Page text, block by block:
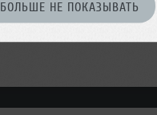
БОЛЬШЕ НЕ ПОКАЗЫВАТЬ